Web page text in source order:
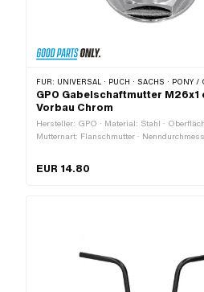
FÜR: UNIVERSAL · PUCH · SACHS · PONY / CILO (BETA 521 & 512) · ZÜNDAPP BELMONDO
GPO Gabelschaftmutter M26x1
Vorbau Chrom
Hersteller: GPO · Material: Stahl ·
Mutternart: Flanschmutter ·
Aussensechskant · Höhe: 14 mm ·
EUR 14.80